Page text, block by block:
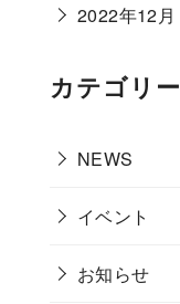
2022年12月
カテゴリー
NEWS
イベント
お知らせ